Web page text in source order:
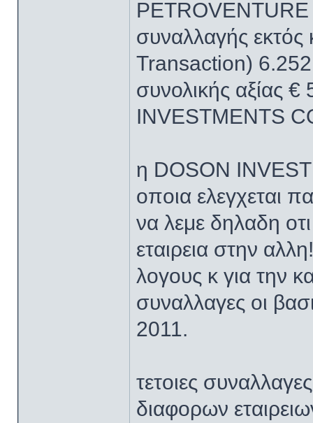
συναλλαγής
Transaction)
συνολικής αξίας
INVESTMENTS
η DOSON
οποια ελεγχεται
να λεμε δηλαδη
εταιρεια στην
λογους κ για την
συναλλαγες οι
2011.
τετοιες
διαφορων